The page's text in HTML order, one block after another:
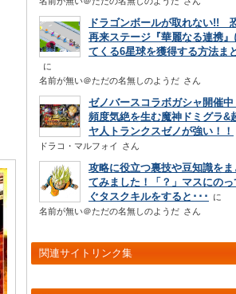
ドラゴンボールが取れない!!
再来ステージ『華麗なる連携』
てくる6星球を獲得する方法ま
名前が無い＠ただの名無しのようだ さん
ゼノバースコラボガシャ開催中
頻度気絶を生む魔神ドミグラ&
ヤ人トランクスゼノが強い！！
ドラコ・マルフォイ さん
攻略に役立つ裏技や豆知識をま
てみました！「？」マスにのっ
ぐタスクキルをすると･･･
名前が無い＠ただの名無しのようだ さん
関連サイトリンク集